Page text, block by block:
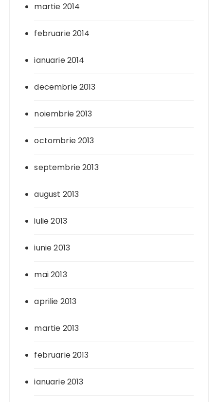
martie 2014
februarie 2014
ianuarie 2014
decembrie 2013
noiembrie 2013
octombrie 2013
septembrie 2013
august 2013
iulie 2013
iunie 2013
mai 2013
aprilie 2013
martie 2013
februarie 2013
ianuarie 2013